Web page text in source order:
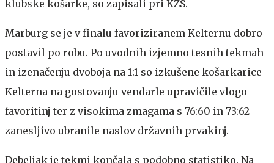
klubske košarke, so zapisali pri KZS.
Marburg se je v finalu favoriziranem Kelternu dobro
postavil po robu. Po uvodnih izjemno tesnih tekmah
in izenačenju dvoboja na 1:1 so izkušene košarkarice
Kelterna na gostovanju vendarle upravičile vlogo
favoritinj ter z visokima zmagama s 76:60 in 73:62
zanesljivo ubranile naslov državnih prvakinj.
Debeljak je tekmi končala s podobno statistiko. Na